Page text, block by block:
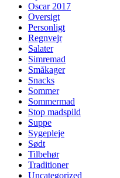
Oscar 2017
Oversigt
Personligt
Regnvejr
Salater
Simremad
Småkager
Snacks
Sommer
Sommermad
Stop madspild
Suppe
Sygepleje
Sødt
Tilbehør
Traditioner
Uncategorized